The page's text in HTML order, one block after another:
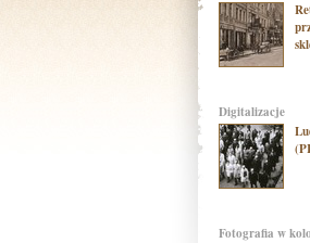
Retro reklama
digitalizacje
Ludzie na fotografii
Fotografia w